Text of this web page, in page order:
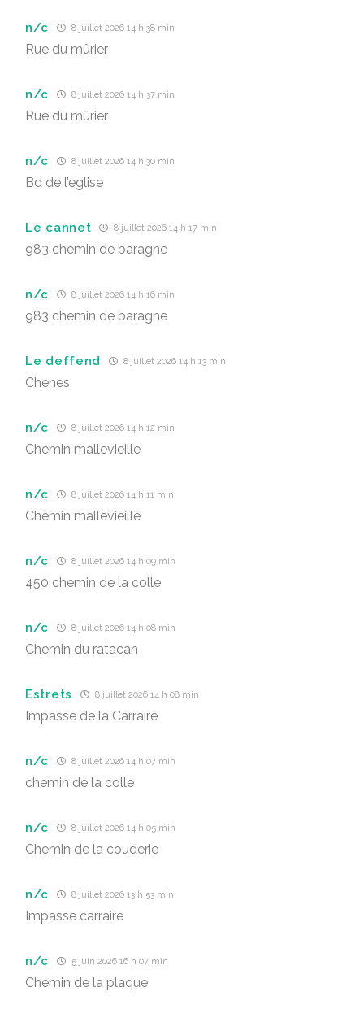
n/c 8 juillet 2026 14 h 38 min
Rue du mûrier
n/c 8 juillet 2026 14 h 37 min
Rue du mûrier
n/c 8 juillet 2026 14 h 30 min
Bd de l’eglise
Le cannet 8 juillet 2026 14 h 17 min
983 chemin de baragne
n/c 8 juillet 2026 14 h 16 min
983 chemin de baragne
Le deffend 8 juillet 2026 14 h 13 min
Chenes
n/c 8 juillet 2026 14 h 12 min
Chemin mallevieille
n/c 8 juillet 2026 14 h 11 min
Chemin mallevieille
n/c 8 juillet 2026 14 h 09 min
450 chemin de la colle
n/c 8 juillet 2026 14 h 08 min
Chemin du ratacan
Estrets 8 juillet 2026 14 h 08 min
Impasse de la Carraire
n/c 8 juillet 2026 14 h 07 min
chemin de la colle
n/c 8 juillet 2026 14 h 05 min
Chemin de la couderie
n/c 8 juillet 2026 13 h 53 min
Impasse carraire
n/c 5 juin 2026 16 h 07 min
Chemin de la plaque